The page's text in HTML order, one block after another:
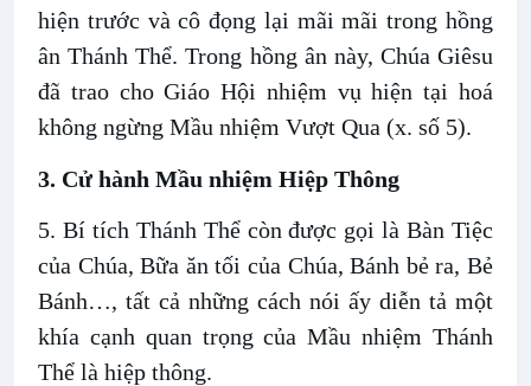
hiện trước và cô đọng lại mãi mãi trong hồng
ân Thánh Thể. Trong hồng ân này, Chúa Giêsu
đã trao cho Giáo Hội nhiệm vụ hiện tại hoá
không ngừng Mầu nhiệm Vượt Qua (x. số 5).
3. Cử hành Mầu nhiệm Hiệp Thông
5. Bí tích Thánh Thể còn được gọi là Bàn Tiệc
của Chúa, Bữa ăn tối của Chúa, Bánh bẻ ra, Bẻ
Bánh…, tất cả những cách nói ấy diễn tả một
khía cạnh quan trọng của Mầu nhiệm Thánh
Thể là hiệp thông.